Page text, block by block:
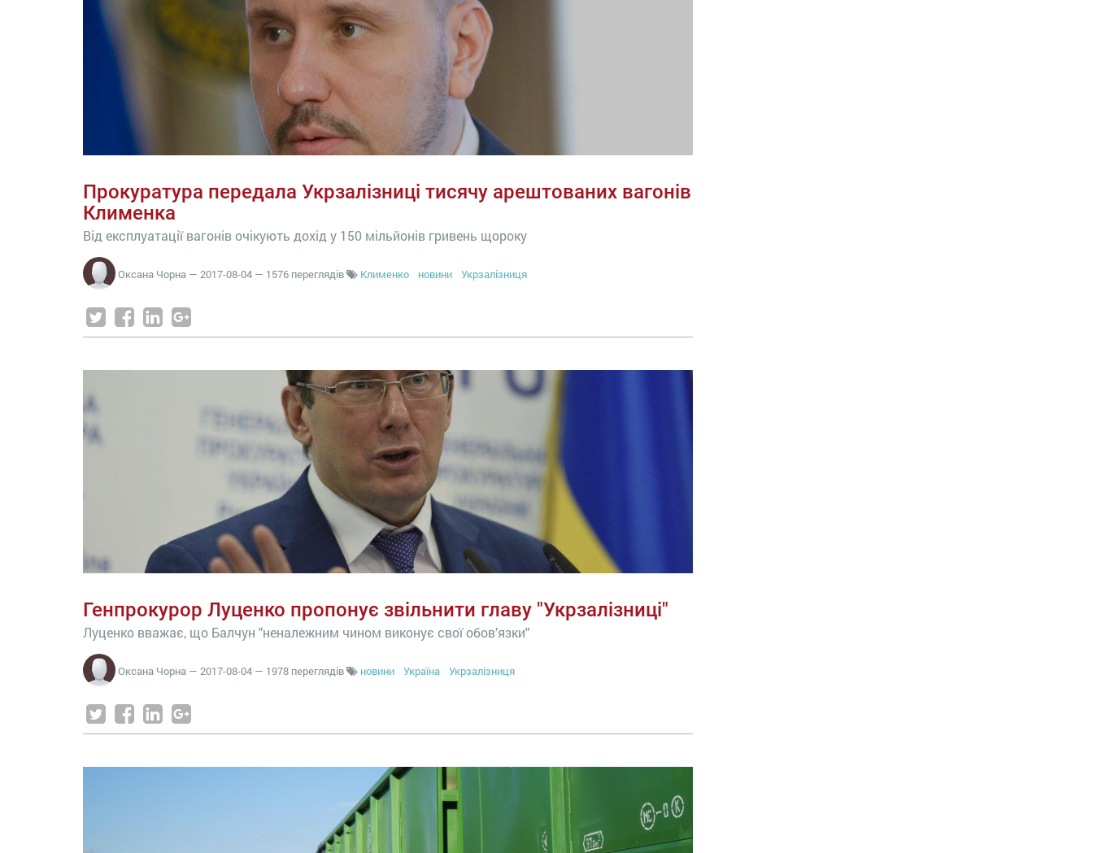
Прокуратура передала Укрзалізниці тисячу арештованих вагонів
Клименка
Від експлуатації вагонів очікують дохід у 150 мільйонів гривень щороку
Оксана Чорна — 2017-08-04 — 1576 переглядів Клименко новини Укрзалізниця
Генпрокурор Луценко пропонує звільнити главу "Укрзалізниці"
Луценко вважає, що Балчун "неналежним чином виконує свої обов’язки"
Оксана Чорна — 2017-08-04 — 1978 переглядів новини Україна Укрзалізниця